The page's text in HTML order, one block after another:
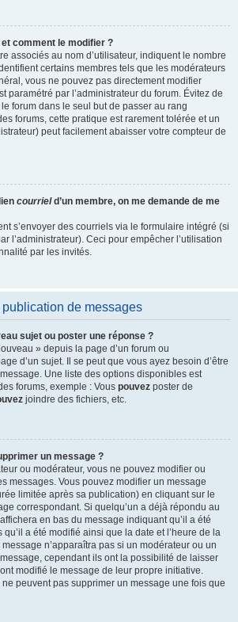
et comment le modifier ?
associés au nom d’utilisateur, indiquent le nombre
certains membres tels que les modérateurs
vous ne pouvez pas directement modifier
paramétré par l’administrateur du forum. Évitez de
forum dans le seul but de passer au rang
forums, cette pratique est rarement tolérée et un
peut facilement abaisser votre compteur de
courrield’un membre, on me demande de me
s’envoyer des courriels via le formulaire intégré (si
l’administrateur). Ceci pour empêcher l’utilisation
par les invités.
de messages
sujet ou poster une réponse ?
» depuis la page d’un forum ou
d’un sujet. Il se peut que vous ayez besoin d’être
Une liste des options disponibles est
forums, exemple : Vous pouvez poster de
joindre des fichiers, etc.
un message ?
ou modérateur, vous ne pouvez modifier ou
messages. Vous pouvez modifier un message
limitée après sa publication) en cliquant sur le
correspondant. Si quelqu’un a déjà répondu au
en bas du message indiquant qu’il a été
a été modifié ainsi que la date et l’heure de la
n’apparaîtra pas si un modérateur ou un
cependant ils ont la possibilité de laisser
modifié le message de leur propre initiative.
peuvent pas supprimer un message une fois que